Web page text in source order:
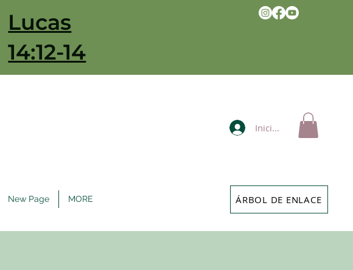
Lucas
14:12-14
Iniciar sesión
New Page MORE ÁRBOL DE ENLACE